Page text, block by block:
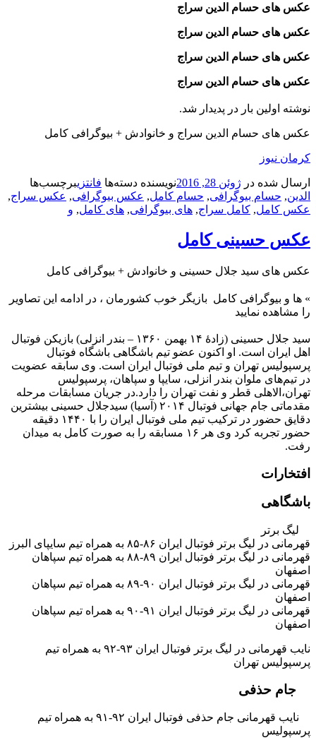
عکس های حسام الدین سراج
عکس های حسام الدین سراج
عکس های حسام الدین سراج
عکس های حسام الدین سراج
نوشته اولین بار در پدیدار شد.
عکس های حسام الدین سراج و خانوادش + بیوگرافی کامل
کرمان نیوز
ارسال شده در ژوئن 28, 2016 نویسنده دسته‌ها فانتزیبرچسب‌ها
الدین, حسام بیوگرافی, حسام کامل, عکس بیوگرافی, عکس سراج,
عکس کامل, کامل سراج, های بیوگرافی, های کامل, و
عکس حسینی کامل
عکس های سید جلال حسینی و خانوادش + بیوگرافی کامل
» ها و بیوگرافی کامل بازیگر خوب کشورمان ، در ادامه این تصاویر
را مشاهده نمایید
سید جلال حسینی (زادهٔ ۱۴ بهمن ۱۳۶۰ – بندر انزلی) بازیکن فوتبال
اهل ایران است. او اکنون عضو تیم باشگاهی باشگاه فوتبال
پرسپولیس تهران و تیم ملی فوتبال ایران است. وی سابقه عضویت
در تیم‌های ملوان بندر انزلی، سایپا و سپاهان، پرسپولیس
تهران،الاهلی قطر و نفت تهران را دارد.در جریان مسابقات مرحله
مقدماتی جام جهانی فوتبال ۲۰۱۴ (آسیا) سیدجلال حسینی بیشترین
دقایق حضور در ترکیب تیم ملی فوتبال ایران را با ۱۴۴۰ دقیقه
حضور تجربه کرد وی هر ۱۶ مسابقه را به صورت کامل به میدان
رفت.
افتخارات
باشگاهی
لیگ برتر
قهرمانی در لیگ برتر فوتبال ایران ۸۶-۸۵ به همراه تیم سایپای البرز
قهرمانی در لیگ برتر فوتبال ایران ۸۹-۸۸ به همراه تیم سپاهان
اصفهان
قهرمانی در لیگ برتر فوتبال ایران ۹۰-۸۹ به همراه تیم سپاهان
اصفهان
قهرمانی در لیگ برتر فوتبال ایران ۹۱-۹۰ به همراه تیم سپاهان
اصفهان
نایب قهرمانی در لیگ برتر فوتبال ایران ۹۳-۹۲ به همراه تیم
پرسپولیس تهران
جام حذفی
نایب قهرمانی جام حذفی فوتبال ایران ۹۲-۹۱ به همراه تیم
پرسپولیس